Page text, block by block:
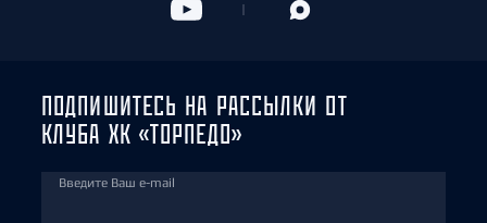
ПОДПИШИТЕСЬ НА РАССЫЛКИ ОТ
КЛУБА ХК «ТОРПЕДО»
Введите Ваш e-mail